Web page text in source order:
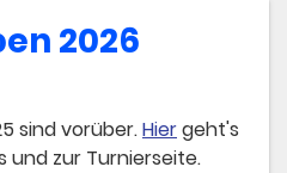
2026
sind vorüber.Hiergeht's
und zur Turnierseite.